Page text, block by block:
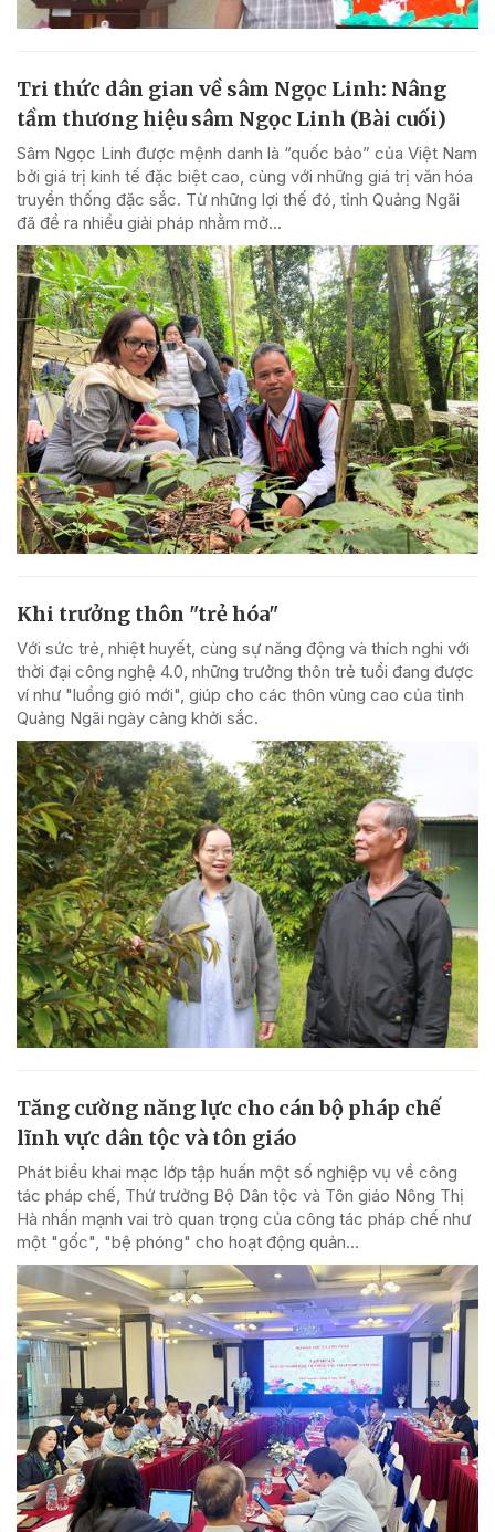
Tri thức dân gian về sâm Ngọc Linh: Nâng
tầm thương hiệu sâm Ngọc Linh (Bài cuối)
Sâm Ngọc Linh được mệnh danh là “quốc bảo” của Việt Nam
bởi giá trị kinh tế đặc biệt cao, cùng với những giá trị văn hóa
truyền thống đặc sắc. Từ những lợi thế đó, tỉnh Quảng Ngãi
đã đề ra nhiều giải pháp nhằm mở...
Khi trưởng thôn "trẻ hóa"
Với sức trẻ, nhiệt huyết, cùng sự năng động và thích nghi với
thời đại công nghệ 4.0, những trưởng thôn trẻ tuổi đang được
ví như "luồng gió mới", giúp cho các thôn vùng cao của tỉnh
Quảng Ngãi ngày càng khởi sắc.
Tăng cường năng lực cho cán bộ pháp chế
lĩnh vực dân tộc và tôn giáo
Phát biểu khai mạc lớp tập huấn một số nghiệp vụ về công
tác pháp chế, Thứ trưởng Bộ Dân tộc và Tôn giáo Nông Thị
Hà nhấn mạnh vai trò quan trọng của công tác pháp chế như
một "gốc", "bệ phóng" cho hoạt động quản...